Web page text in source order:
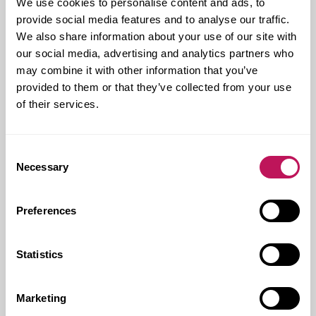
We use cookies to personalise content and ads, to
provide social media features and to analyse our traffic.
We also share information about your use of our site with
our social media, advertising and analytics partners who
may combine it with other information that you’ve
provided to them or that they’ve collected from your use
of their services.
Selection
Necessary
Preferences
Statistics
Marketing
Blå Por­ten - gam­mal­dags hant­
verks­me­to­der vid...
i...